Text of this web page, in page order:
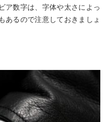
ア数字は、字体や太さによっ
あるので注意しておきましょ